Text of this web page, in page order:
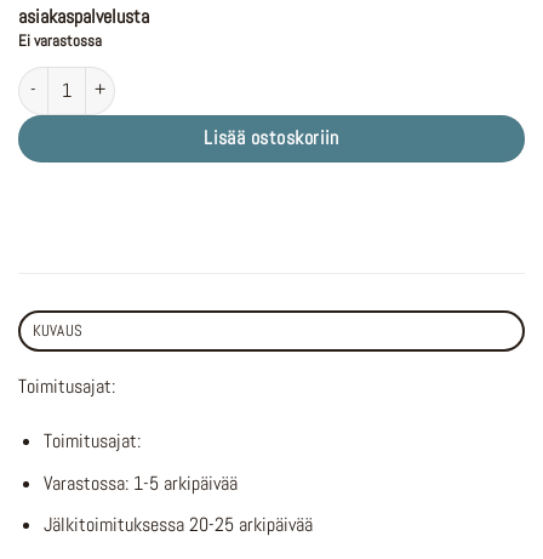
asiakaspalvelusta
Ei varastossa
AEG, Downtube 36V/10,4Ah (374Wh) määrä
Lisää ostoskoriin
KUVAUS
Toimitusajat:
Toimitusajat:
Varastossa: 1-5 arkipäivää
Jälkitoimituksessa 20-25 arkipäivää